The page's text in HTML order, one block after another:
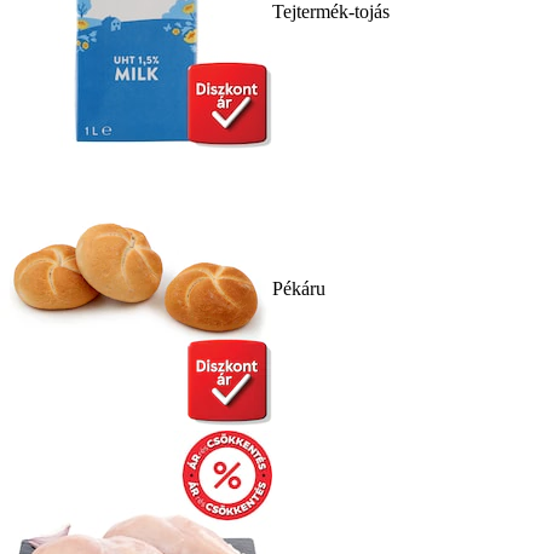
Tejtermék-tojás
Pékáru